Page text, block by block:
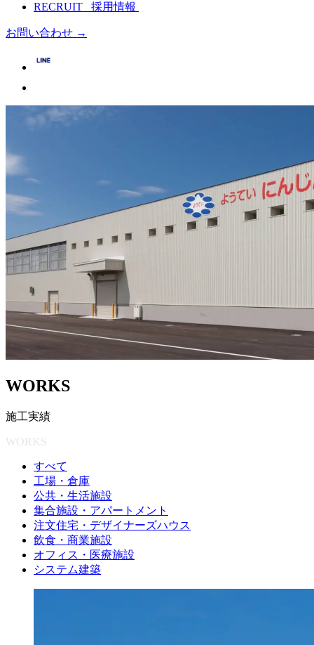
RECRUIT 採用情報
お問い合わせ →
WORKS
施工実績
WORKS
すべて
工場・倉庫
公共・生活施設
集合施設・アパートメント
注文住宅・デザイナーズハウス
飲食・商業施設
オフィス・医療施設
システム建築